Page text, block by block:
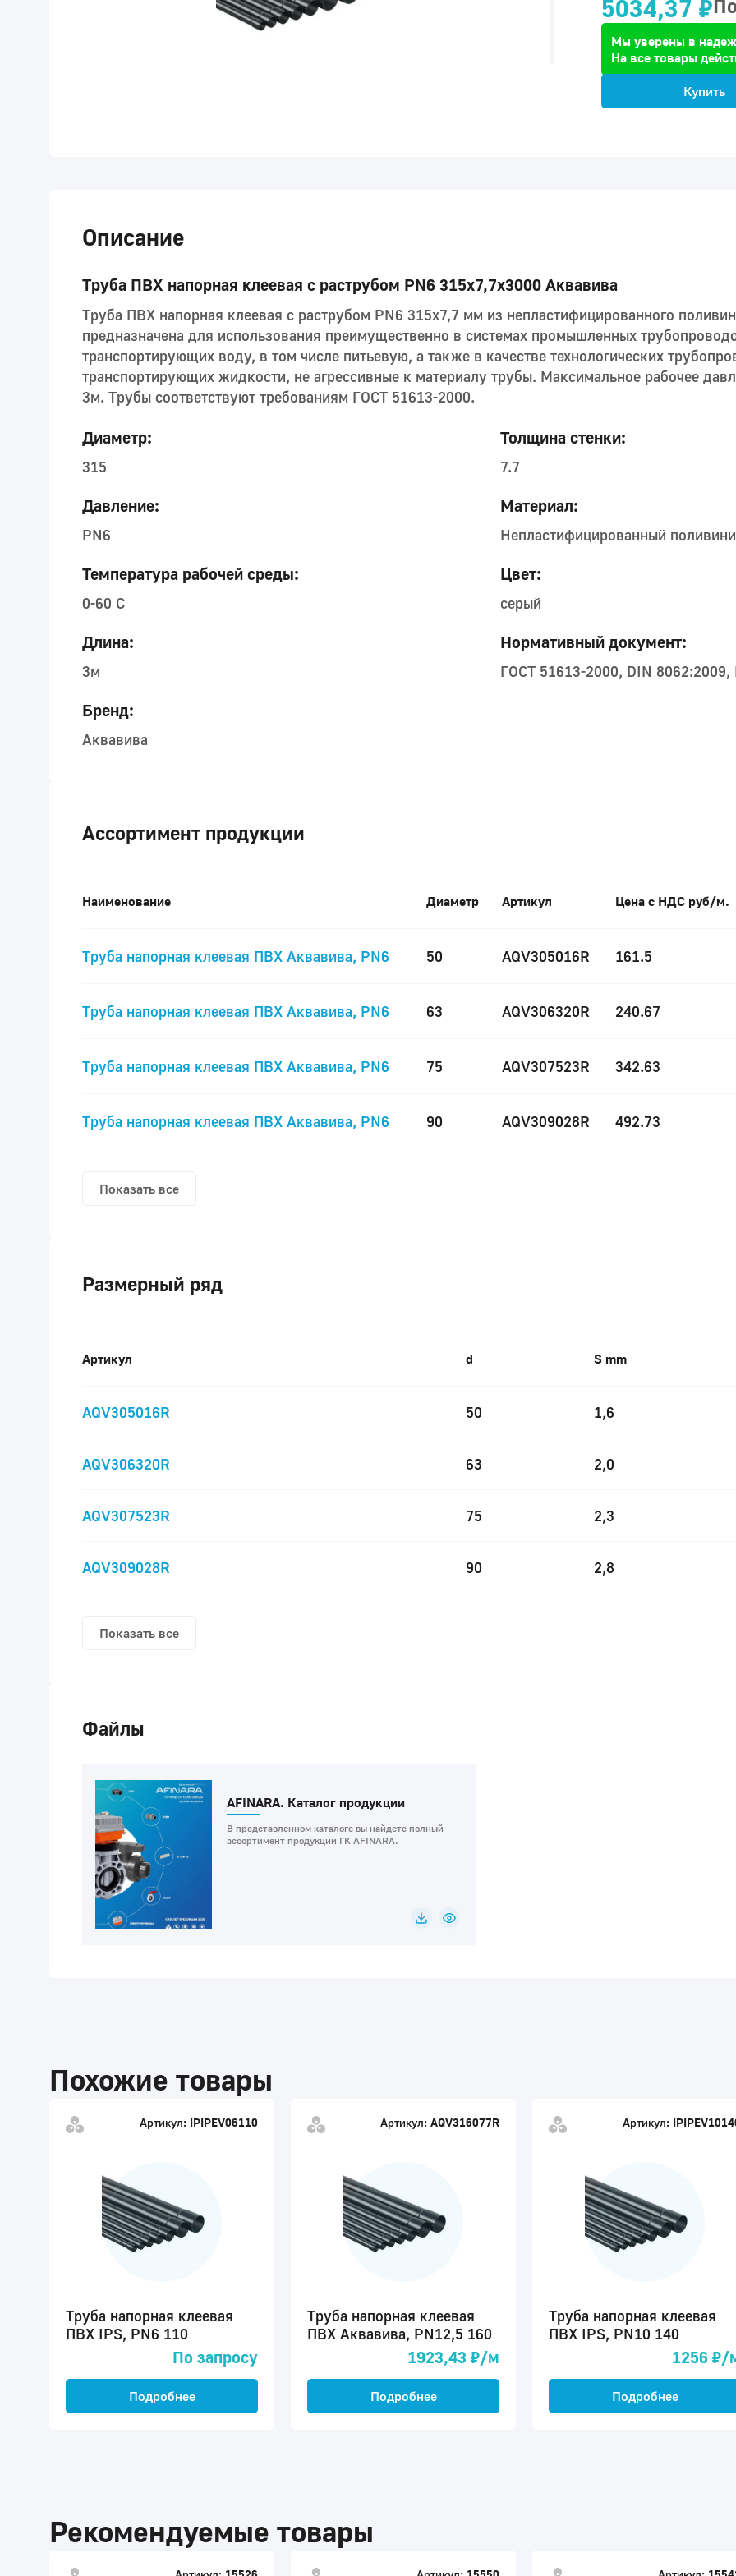
5034,37 ₽
Мы уверены в
На все товары
Купить
Описание
Труба ПВХ напорная клеевая с раструбом PN6 315x7,7x3000 Аквавива
Труба ПВХ напорная клеевая с раструбом PN6 315x7,7 мм из непластифицированного
предназначена для использования преимущественно в системах промышленных
транспортирующих воду, в том числе питьевую, а также в качестве технологических
транспортирующих жидкости, не агрессивные к материалу трубы. Максимальное рабочее
3м. Трубы соответствуют требованиям ГОСТ 51613-2000.
Диаметр:
315
Толщина стенки:
7.7
Давление:
PN6
Материал:
Непластифицированный
Температура рабочей среды:
0-60 C
Цвет:
серый
Длина:
3м
Нормативный документ:
ГОСТ 51613-2000, DIN 8062:2009,
Бренд:
Аквавива
Ассортимент продукции
Наименование Диаметр Артикул Цена с НДС руб/м.
Труба напорная клеевая ПВХ Аквавива, PN6 50 AQV305016R 161.5
Труба напорная клеевая ПВХ Аквавива, PN6 63 AQV306320R 240.67
Труба напорная клеевая ПВХ Аквавива, PN6 75 AQV307523R 342.63
Труба напорная клеевая ПВХ Аквавива, PN6 90 AQV309028R 492.73
Показать все
Размерный ряд
Артикул d S mm
AQV305016R 50 1,6
AQV306320R 63 2,0
AQV307523R 75 2,3
AQV309028R 90 2,8
Показать все
Файлы
AFINARA. Каталог продукции
В представленном каталоге вы найдете полный
ассортимент продукции ГК AFINARА.
Похожие товары
Артикул: IPIPEV06110
Труба напорная клеевая
ПВХ IPS, PN6 110
По запросу
Подробнее
Артикул: AQV316077R
Труба напорная клеевая
ПВХ Аквавива, PN12,5 160
1923,43 ₽/м
Подробнее
Артикул:
Труба напорная клеевая
ПВХ IPS, PN10 140
1256 ₽/
Подробнее
Рекомендуемые товары